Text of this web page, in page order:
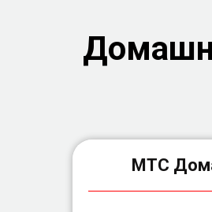
МТС